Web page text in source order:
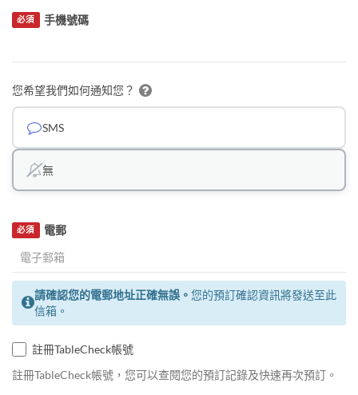
手機號碼
必須
您希望我們如何通知您？
SMS
無
電郵
必須
請確認您的電郵地址正確無誤。 您的預訂確認資訊將發送至此
信箱。
註冊TableCheck帳號
註冊TableCheck帳號，您可以查閱您的預訂記錄及快速再次預訂。